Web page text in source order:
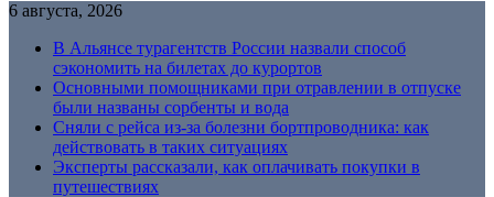
6 августа, 2026
В Альянсе турагентств России назвали способ
сэкономить на билетах до курортов
Основными помощниками при отравлении в отпуске
были названы сорбенты и вода
Сняли с рейса из-за болезни бортпроводника: как
действовать в таких ситуациях
Эксперты рассказали, как оплачивать покупки в
путешествиях